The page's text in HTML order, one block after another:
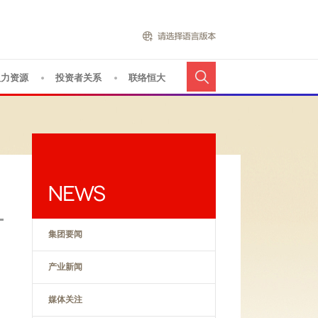
资源 投资者关系 联络恒大
集团要闻
产业新闻
媒体关注